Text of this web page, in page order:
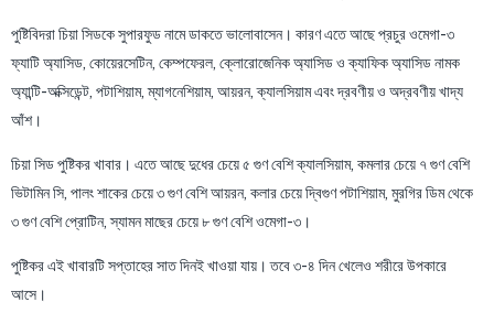
পুষ্টিবিদরা চিয়া সিডকে সুপারফুড নামে ডাকতে ভালোবাসেন। কারণ এতে আছে প্রচুর ওমেগা-৩
ফ্যাটি অ্যাসিড, কোয়েরসেটিন, কেম্পফেরল, ক্লোরোজেনিক অ্যাসিড ও ক্যাফিক অ্যাসিড নামক
অ্যান্টি-অক্সিডেন্ট, পটাশিয়াম, ম্যাগনেশিয়াম, আয়রন, ক্যালসিয়াম এবং দ্রবণীয় ও অদ্রবণীয় খাদ্য
আঁশ।
চিয়া সিড পুষ্টিকর খাবার। এতে আছে দুধের চেয়ে ৫ গুণ বেশি ক্যালসিয়াম, কমলার চেয়ে ৭ গুণ বেশি
ভিটামিন সি, পালং শাকের চেয়ে ৩ গুণ বেশি আয়রন, কলার চেয়ে দ্বিগুণ পটাশিয়াম, মুরগির ডিম থেকে
৩ গুণ বেশি প্রোটিন, স্যামন মাছের চেয়ে ৮ গুণ বেশি ওমেগা-৩।
পুষ্টিকর এই খাবারটি সপ্তাহের সাত দিনই খাওয়া যায়। তবে ৩-৪ দিন খেলেও শরীরে উপকারে
আসে।